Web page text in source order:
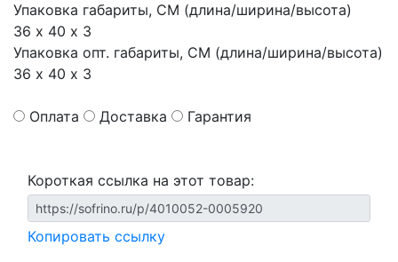
Упаковка габариты, СМ (длина/ширина/высота)
36 х 40 х 3
Упаковка опт. габариты, СМ (длина/ширина/высота)
36 х 40 х 3
Оплата Доставка Гарантия
Короткая ссылка на этот товар:
Копировать ссылку